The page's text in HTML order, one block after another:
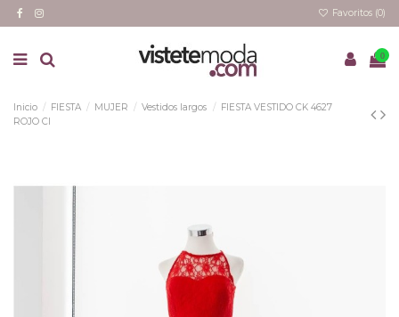
Favoritos (0)
0
Inicio FIESTA MUJER Vestidos largos
FIESTA VESTIDO CK 4627
ROJO CI